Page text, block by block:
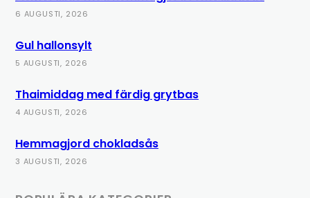
6 AUGUSTI, 2026
Gul hallonsylt
5 AUGUSTI, 2026
Thaimiddag med färdig grytbas
4 AUGUSTI, 2026
Hemmagjord chokladsås
3 AUGUSTI, 2026